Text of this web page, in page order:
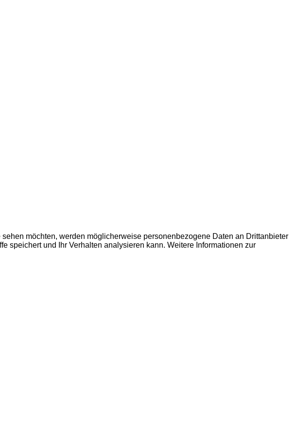
möchten, werden möglicherweise personenbezogene Daten an Drittanbieter
speichert und Ihr Verhalten analysieren kann. Weitere Informationen zur